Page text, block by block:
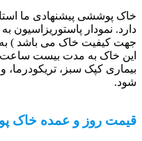
خاک پوششی پیشنهادی ما
جهت کیفیت خاک می باشد )
این خاک به مدت بیست ساعت
بیماری کپک سبز،
شود.
قیمت روز و عمده خاک